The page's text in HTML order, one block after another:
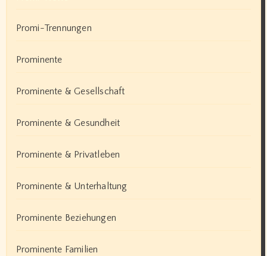
Promi-Trennungen
Prominente
Prominente & Gesellschaft
Prominente & Gesundheit
Prominente & Privatleben
Prominente & Unterhaltung
Prominente Beziehungen
Prominente Familien